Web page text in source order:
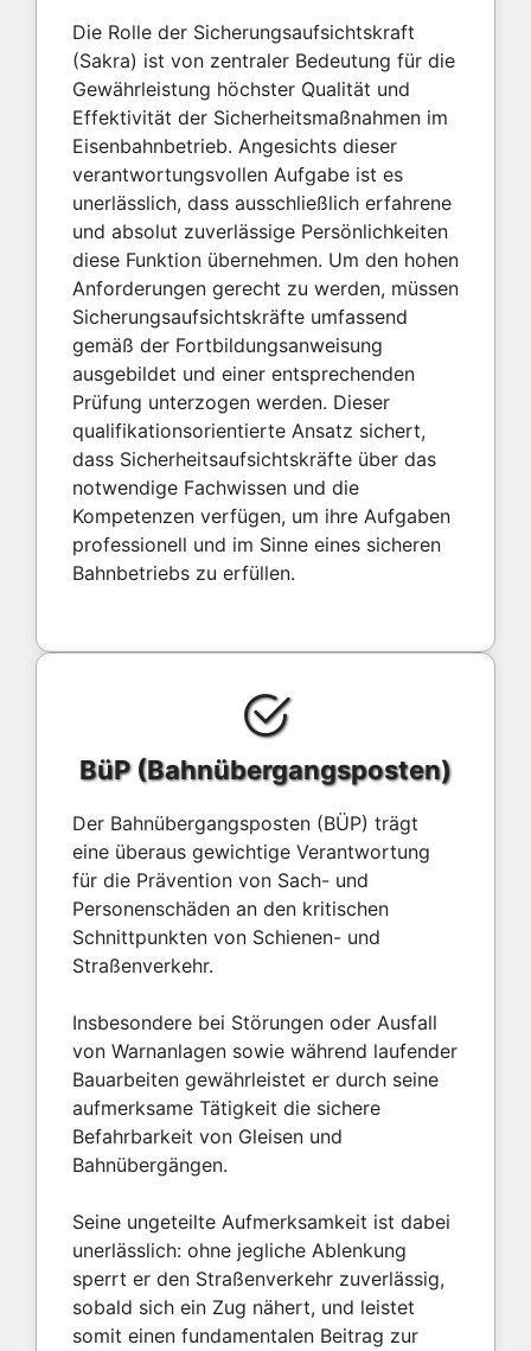
Die Rolle der Sicherungsaufsichtskraft
(Sakra) ist von zentraler Bedeutung für die
Gewährleistung höchster Qualität und
Effektivität der Sicherheitsmaßnahmen im
Eisenbahnbetrieb. Angesichts dieser
verantwortungsvollen Aufgabe ist es
unerlässlich, dass ausschließlich erfahrene
und absolut zuverlässige Persönlichkeiten
diese Funktion übernehmen. Um den hohen
Anforderungen gerecht zu werden, müssen
Sicherungsaufsichtskräfte umfassend
gemäß der Fortbildungsanweisung
ausgebildet und einer entsprechenden
Prüfung unterzogen werden. Dieser
qualifikationsorientierte Ansatz sichert,
dass Sicherheitsaufsichtskräfte über das
notwendige Fachwissen und die
Kompetenzen verfügen, um ihre Aufgaben
professionell und im Sinne eines sicheren
Bahnbetriebs zu erfüllen.
BüP (Bahnübergangsposten)
Der Bahnübergangsposten (BÜP) trägt
eine überaus gewichtige Verantwortung
für die Prävention von Sach- und
Personenschäden an den kritischen
Schnittpunkten von Schienen- und
Straßenverkehr.
Insbesondere bei Störungen oder Ausfall
von Warnanlagen sowie während laufender
Bauarbeiten gewährleistet er durch seine
aufmerksame Tätigkeit die sichere
Befahrbarkeit von Gleisen und
Bahnübergängen.
Seine ungeteilte Aufmerksamkeit ist dabei
unerlässlich: ohne jegliche Ablenkung
sperrt er den Straßenverkehr zuverlässig,
sobald sich ein Zug nähert, und leistet
somit einen fundamentalen Beitrag zur